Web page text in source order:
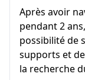
Après avoir
pendant 2
possibilité de
supports et
la recherche